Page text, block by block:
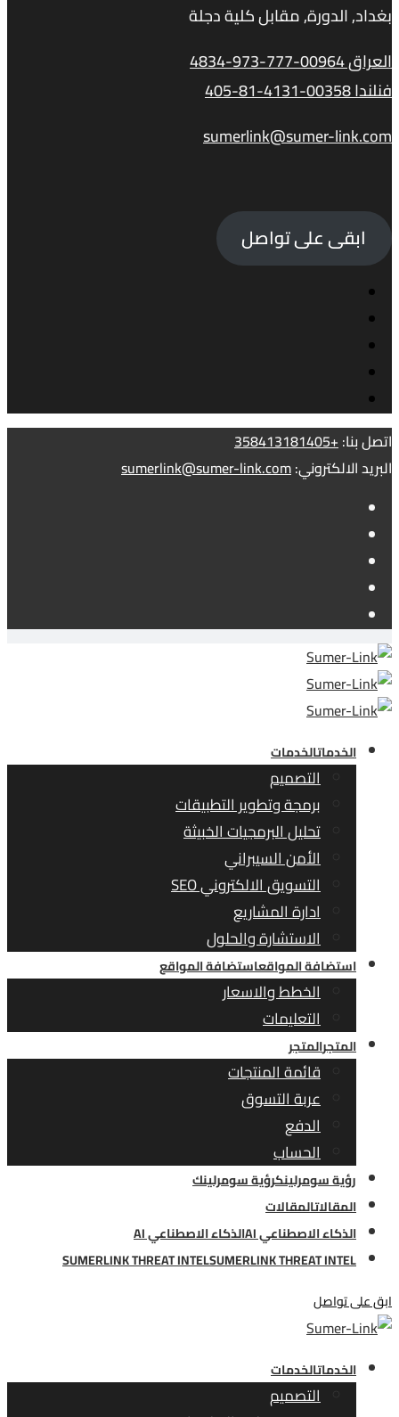
بغداد, الدورة, مقابل كلية دجلة
العراق 00964-777-973-4834
فنلندا 00358-4131-81-405
sumerlink@sumer-link.com
ابقى على تواصل
اتصل بنا:+358413181405
البريد الالكتروني:sumerlink@sumer-link.com
الخدماتالخدمات
التصميم
برمجة وتطوير التطبيقات
تحليل البرمجيات الخبيثة
الأمن السيبراني
التسويق الالكتروني SEO
ادارة المشاريع
الاستشارة والحلول
استضافة المواقعاستضافة المواقع
الخطط والاسعار
التعليمات
المتجرالمتجر
قائمة المنتجات
عربة التسوق
الدفع
الحساب
رؤية سومرلينكرؤية سومرلينك
المقالاتالمقالات
الذكاء الاصطناعي AI الذكاء الاصطناعي AI
SUMERLINK THREAT INTELSUMERLINK THREAT INTEL
ابق على تواصل
الخدماتالخدمات
التصميم